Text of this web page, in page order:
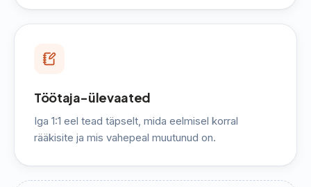
Töötaja-ülevaated
Iga 1:1 eel tead täpselt, mida eelmisel korral
rääkisite ja mis vahepeal muutunud on.